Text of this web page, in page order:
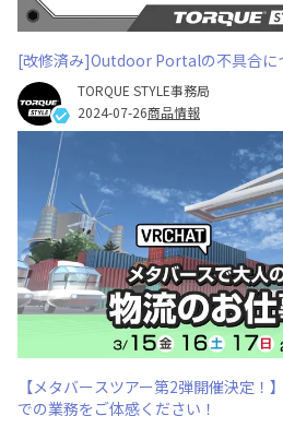
[改修済み]Outdoor Portalの不具合に
TORQUE STYLE事務局
2024-07-26商品情報
【メタバースツアー第2弾開催決定！
での業務をご体感ください！